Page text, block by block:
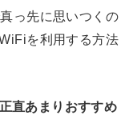
っ先に思いつくの
を利用する方法
正直あまりおすすめ